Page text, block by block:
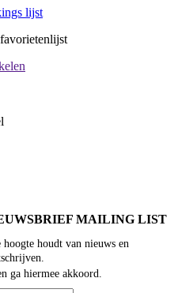
lijst
MAILING LIST
houdt van nieuws en
ga hiermee akkoord.